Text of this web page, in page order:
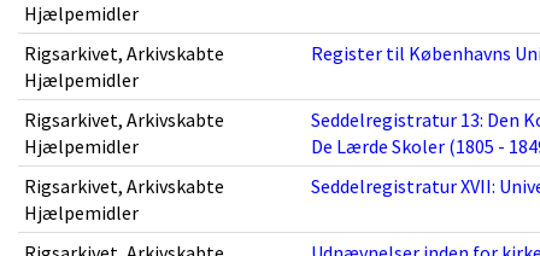
Hjælpemidler
Rigsarkivet, Arkivskabte
Hjælpemidler
Register til Københavns
Rigsarkivet, Arkivskabte
Hjælpemidler
Seddelregistratur 13: Den
De Lærde Skoler (1805 -
Rigsarkivet, Arkivskabte
Hjælpemidler
Seddelregistratur XVII: